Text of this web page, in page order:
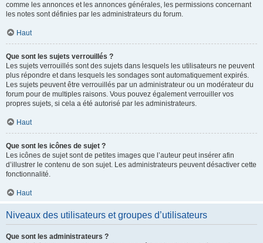
comme les annonces et les annonces générales, les permissions concernant
les notes sont définies par les administrateurs du forum.
Haut
Que sont les sujets verrouillés ?
Les sujets verrouillés sont des sujets dans lesquels les utilisateurs ne peuvent
plus répondre et dans lesquels les sondages sont automatiquement expirés.
Les sujets peuvent être verrouillés par un administrateur ou un modérateur du
forum pour de multiples raisons. Vous pouvez également verrouiller vos
propres sujets, si cela a été autorisé par les administrateurs.
Haut
Que sont les icônes de sujet ?
Les icônes de sujet sont de petites images que l’auteur peut insérer afin
d’illustrer le contenu de son sujet. Les administrateurs peuvent désactiver cette
fonctionnalité.
Haut
Niveaux des utilisateurs et groupes d’utilisateurs
Que sont les administrateurs ?